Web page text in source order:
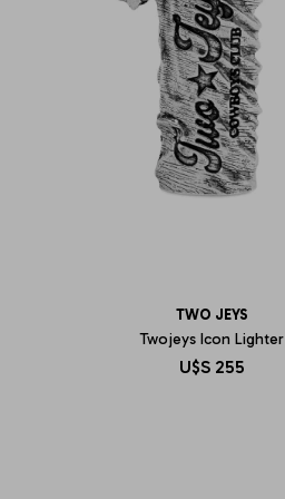
TWO JEYS
Twojeys Icon Lighter
U$S 255